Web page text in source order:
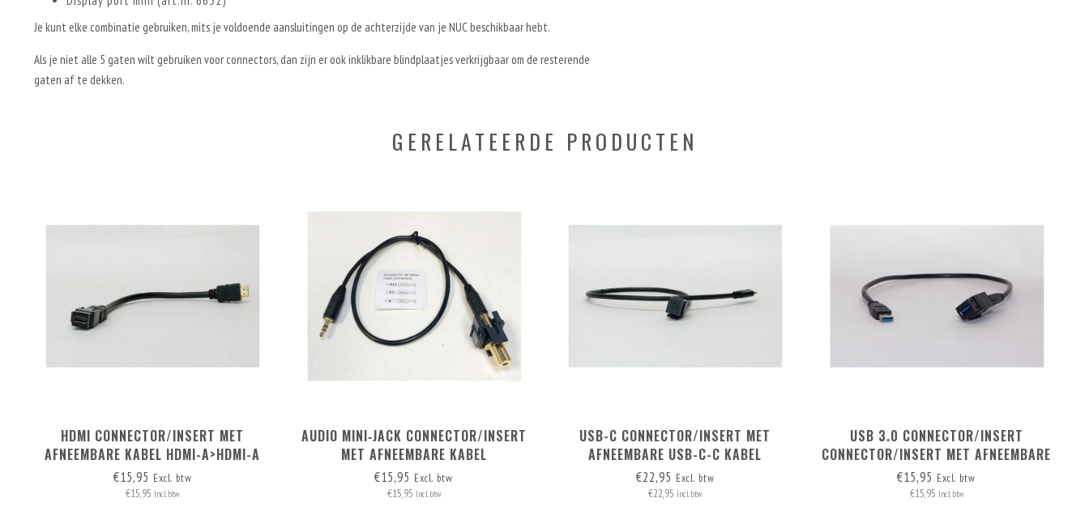
Je kunt elke combinatie gebruiken, mits je voldoende aansluitingen op de achterzijde van je NUC beschikbaar hebt.
Als je niet alle 5 gaten wilt gebruiken voor connectors, dan zijn er ook inklikbare blindplaatjes verkrijgbaar om de resterende
gaten af te dekken.
GERELATEERDE PRODUCTEN
HDMI CONNECTOR/INSERT MET
AFNEEMBARE KABEL HDMI-A>HDMI-A
€15,95 Excl. btw
€15,95 Incl. btw
AUDIO MINI‑JACK CONNECTOR/INSERT
MET AFNEEMBARE KABEL
€15,95 Excl. btw
€15,95 Incl. btw
USB-C CONNECTOR/INSERT MET
AFNEEMBARE USB-C-C KABEL
€22,95 Excl. btw
€22,95 Incl. btw
USB 3.0 CONNECTOR/INSERT
CONNECTOR/INSERT MET AFNEEMBARE
KABEL
€15,95 Excl. btw
€15,95 Incl. btw